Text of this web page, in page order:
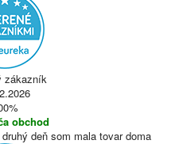
zákazník
obchod
deň som mala tovar doma